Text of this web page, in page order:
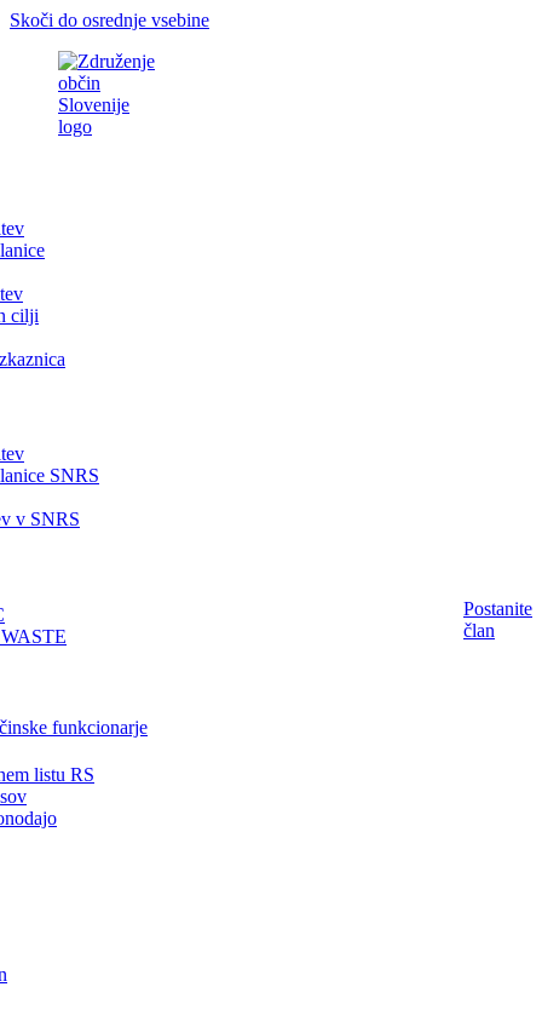
Skoči do osrednje vsebine
cilji
SNRS
v SNRS
funkcionarje
listu RS
Postanite
član